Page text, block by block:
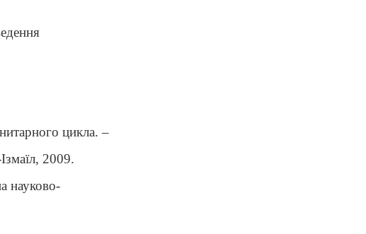
цикла. –
2009.
науково-